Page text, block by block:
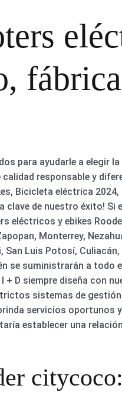
para ayudarle a elegir
responsable y
Bicicleta eléctrica
clave de nuestro éxito!
y ebikes
Monterrey,
Luis Potosí,
suministrarán a todo
D siempre diseña con
sistemas de
servicios oportunos
establecer una
citycoco: